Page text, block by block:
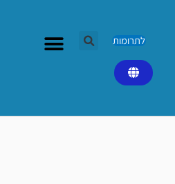
לתרומות